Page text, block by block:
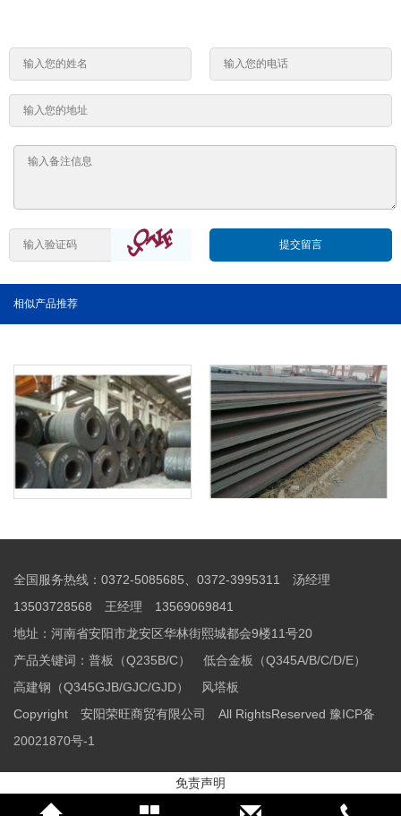
提交留言
相似产品推荐
全国服务热线：0372-5085685、0372-3995311 汤经理
13503728568 王经理 13569069841
地址：河南省安阳市龙安区华林街熙城都会9楼11号20
产品关键词： 普板（Q235B/C）
低合金板（Q345A/B/C/D/E）
高建钢（Q345GJB/GJC/GJD）
风塔板
Copyright 安阳荣旺商贸有限公司 All RightsReserved 豫ICP备
20021870号-1
免责声明